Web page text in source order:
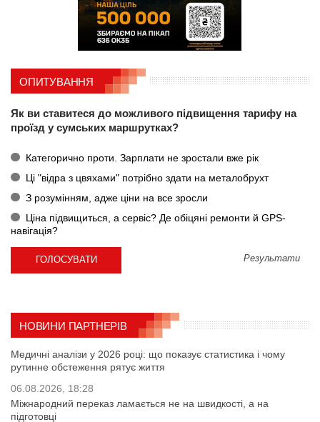
ОПИТУВАННЯ
Як ви ставитеся до можливого підвищення тарифу на
проїзд у сумських маршрутках?
Категорично проти. Зарплати не зростали вже рік
Ці "відра з цвяхами" потрібно здати на металобрухт
З розумінням, адже ціни на все зросли
Ціна підвищиться, а сервіс? Де обіцяні ремонти й GPS-
навігація?
Результати
НОВИНИ ПАРТНЕРІВ
Медичні аналізи у 2026 році: що показує статистика і чому
рутинне обстеження рятує життя
06.08.2026, 18:28
Міжнародний переказ ламається не на швидкості, а на
підготовці